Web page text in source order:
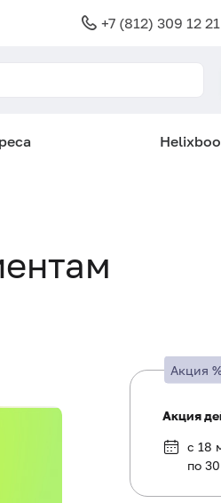
+7 (812) 309 12 21
Акция
Акция
с 18
по